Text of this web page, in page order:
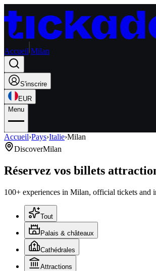
Accueil Milan
S'inscrire
EUR
Menu
Accueil›Pays›Italie›Milan
DiscoverMilan
Réservez vos billets
100+ experiences in Milan, official tickets and
Tout
Palais & châteaux
Cathédrales
Attractions